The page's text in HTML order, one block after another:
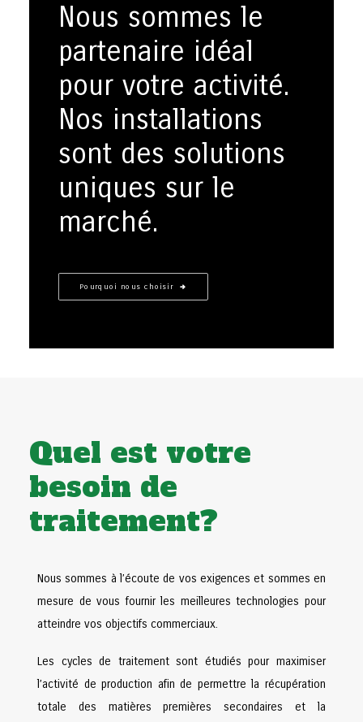
Nous sommes le
partenaire idéal
pour votre activité.
Nos installations
sont des solutions
uniques sur le
marché.
Pourquoi nous choisir
Quel est votre
besoin de
traitement?
Nous sommes à l’écoute de vos exigences et sommes en
mesure de vous fournir les meilleures technologies pour
atteindre vos objectifs commerciaux.
Les cycles de traitement sont étudiés pour maximiser
l’activité de production afin de permettre la récupération
totale des matières premières secondaires et la